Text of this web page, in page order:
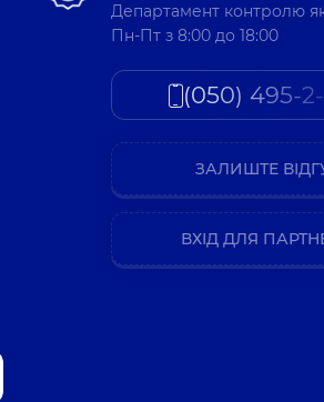
Департамент контролю
Пн-Пт з 8:00 до 18:00
(050) 495-2-
ЗАЛИШТЕ
ВХІД ДЛЯ